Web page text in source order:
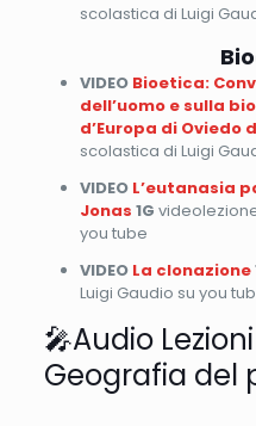
scolastica di Luigi
VIDEO Bioetica:
dell’uomo e sulla
d’Europa di Oviedo
scolastica di Luigi
VIDEO L’eutanasia
Jonas 1G
you tube
VIDEO La clonazione
Luigi Gaudio su you
🎤Audio
Geografia del